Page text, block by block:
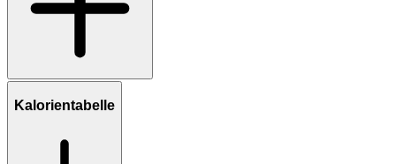
Kalorientabelle